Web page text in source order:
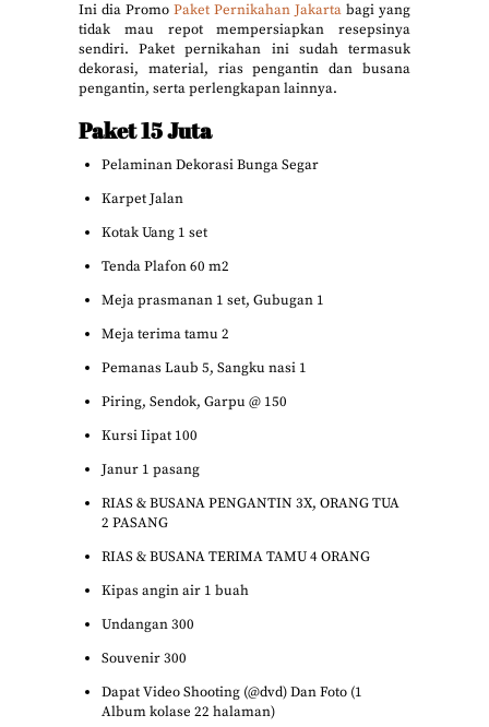
Ini dia PromoPaket Pernikahan Jakartabagi yang
tidak mau repot mempersiapkan resepsinya
sendiri. Paket pernikahan ini sudah termasuk
dekorasi, material, rias pengantin dan busana
pengantin, serta perlengkapan lainnya.
Paket 15 Juta
Pelaminan Dekorasi Bunga Segar
Karpet Jalan
Kotak Uang 1 set
Tenda Plafon 60 m2
Meja prasmanan 1 set, Gubugan 1
Meja terima tamu 2
Pemanas Laub 5, Sangku nasi 1
Piring, Sendok, Garpu @ 150
Kursi Iipat 100
Janur 1 pasang
RIAS & BUSANA PENGANTIN 3X, ORANG TUA
2 PASANG
RIAS & BUSANA TERIMA TAMU 4 ORANG
Kipas angin air 1 buah
Undangan 300
Souvenir 300
Dapat Video Shooting (@dvd) Dan Foto (1
Album kolase 22 halaman)